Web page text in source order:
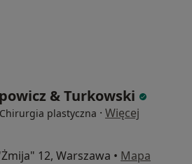
& Turkowski
plastyczna · Więcej
12, Warszawa • Mapa